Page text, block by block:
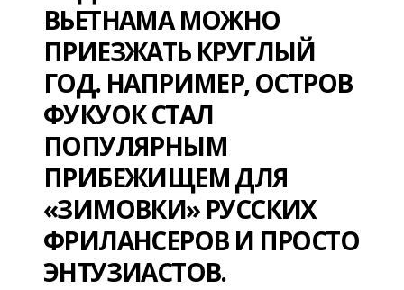
ВЬЕТНАМА МОЖНО
ПРИЕЗЖАТЬ КРУГЛЫЙ
ГОД. НАПРИМЕР, ОСТРОВ
ФУКУОК СТАЛ
ПОПУЛЯРНЫМ
ПРИБЕЖИЩЕМ ДЛЯ
«ЗИМОВКИ» РУССКИХ
ФРИЛАНСЕРОВ И ПРОСТО
ЭНТУЗИАСТОВ.